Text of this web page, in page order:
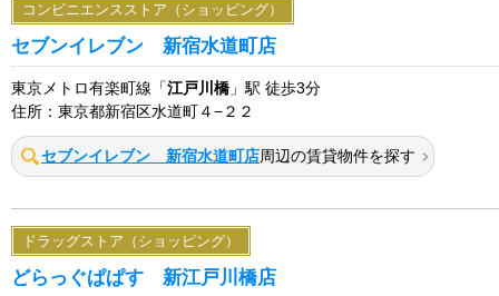
コンビニエンスストア（ショッピング）
セブンイレブン 新宿水道町店
東京メトロ有楽町線「 江戸川橋 」駅 徒歩3分
住所：東京都新宿区水道町４−２２
セブンイレブン 新宿水道町店周辺の賃貸物件を探す
ドラッグストア（ショッピング）
どらっぐぱぱす 新江戸川橋店